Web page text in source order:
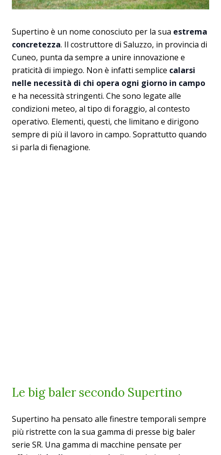
Supertino è un nome conosciuto per la sua estrema
concretezza. Il costruttore di Saluzzo, in provincia di
Cuneo, punta da sempre a unire innovazione e
praticità di impiego. Non è infatti semplice calarsi
nelle necessità di chi opera ogni giorno in campo
e ha necessità stringenti. Che sono legate alle
condizioni meteo, al tipo di foraggio, al contesto
operativo. Elementi, questi, che limitano e dirigono
sempre di più il lavoro in campo. Soprattutto quando
si parla di fienagione.
Le big baler secondo Supertino
Supertino ha pensato alle finestre temporali sempre
più ristrette con la sua gamma di presse big baler
serie SR. Una gamma di macchine pensate per